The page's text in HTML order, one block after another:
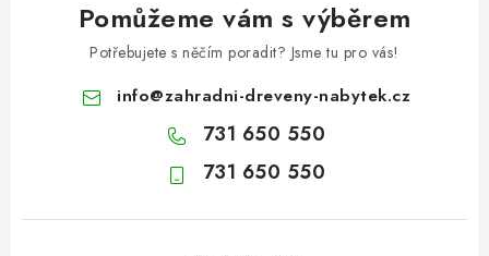
Pomůžeme vám s výběrem
Potřebujete s něčím poradit? Jsme tu pro vás!
info@zahradni-dreveny-nabytek.cz
731 650 550
731 650 550